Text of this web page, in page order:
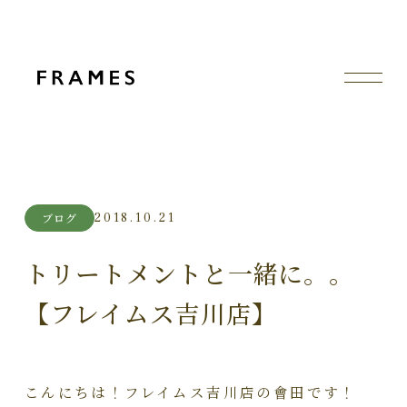
ブログ 2018.10.21
トリートメントと一緒に。。
【フレイムス吉川店】
こんにちは！フレイムス吉川店の會田です！